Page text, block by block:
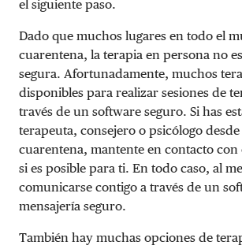
el siguiente paso.
Dado que muchos lugares en todo el
cuarentena, la terapia en persona no
segura. Afortunadamente, muchos
disponibles para realizar sesiones de
través de un software seguro. Si has
terapeuta, consejero o psicólogo desde
cuarentena, mantente en contacto
si es posible para ti. En todo caso, al
comunicarse contigo a través de un
mensajería seguro.
También hay muchas opciones de